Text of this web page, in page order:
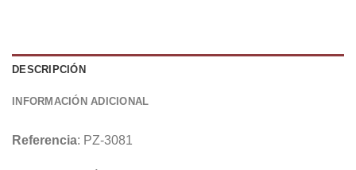
DESCRIPCIÓN
INFORMACIÓN ADICIONAL
Referencia: PZ-3081